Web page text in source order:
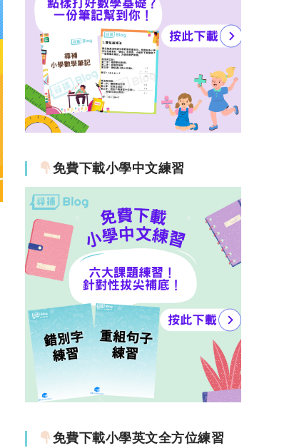
免費下載小學中文練習
免費下載小學英文全方位練習